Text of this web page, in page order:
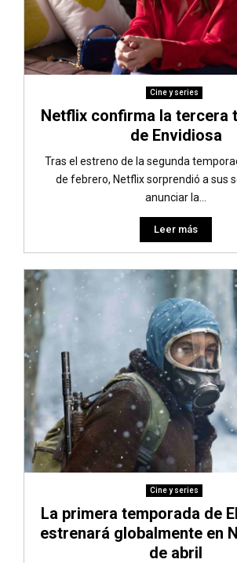
Cine y series
Netflix confirma la tercera
de Envidiosa
Tras el estreno de la segunda
de febrero, Netflix sorprendió a sus
anunciar la...
Leer más
Cine y series
La primera temporada de
estrenará globalmente en
de abril